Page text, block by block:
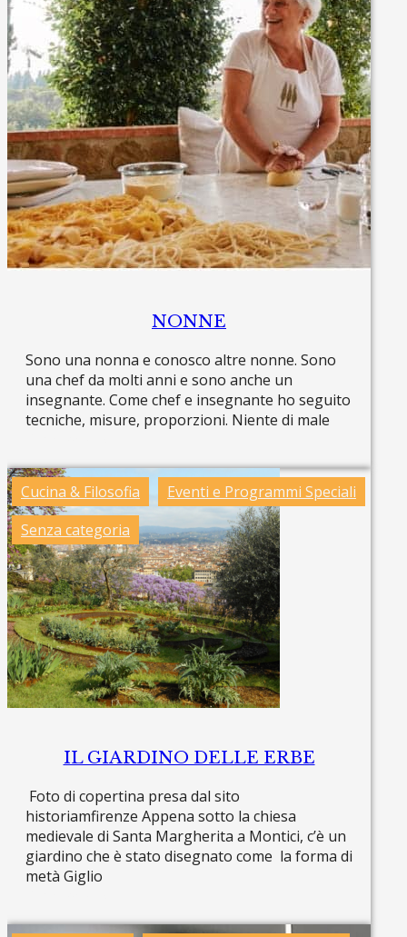
NONNE
Sono una nonna e conosco altre nonne. Sono
una chef da molti anni e sono anche un
insegnante. Come chef e insegnante ho seguito
tecniche, misure, proporzioni. Niente di male
Cucina & Filosofia
Eventi e Programmi Speciali
Senza categoria
IL GIARDINO DELLE ERBE
Foto di copertina presa dal sito
historiamfirenze Appena sotto la chiesa
medievale di Santa Margherita a Montici, c’è un
giardino che è stato disegnato come la forma di
metà Giglio